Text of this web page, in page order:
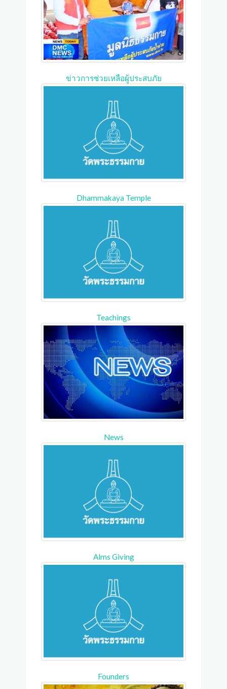
ข่าวการช่วยเหลือผู้ประสบภัย
Dhammakaya Temple
Teachings
News
Alms Giving
Founders